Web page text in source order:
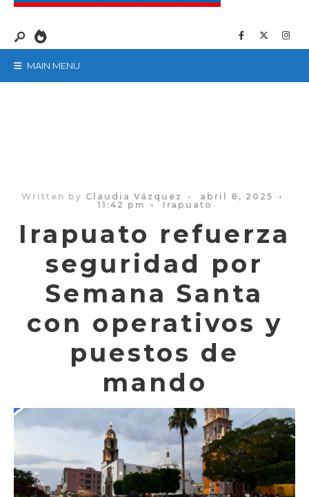
MAIN MENU
Written by Claudia Vázquez • abril 8, 2025
•
11:42 pm
• Irapuato
Irapuato refuerza
seguridad por
Semana Santa
con operativos y
puestos de
mando